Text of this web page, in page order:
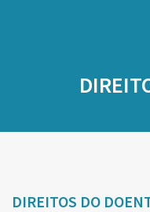
DIREITOS DO